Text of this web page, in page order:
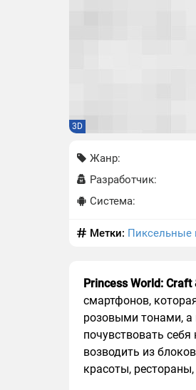
3D
Жанр:
Разработчик:
Система:
Метки: Пиксельные
Princess World: Craft
смартфонов,
розовыми тонами,
почувствовать
возводить из
красоты,